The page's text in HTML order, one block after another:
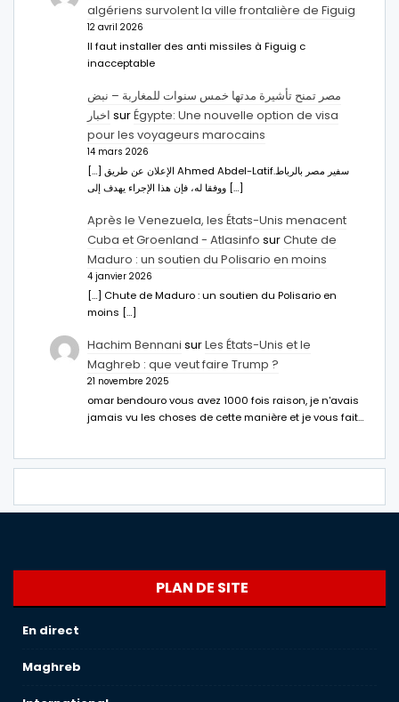
algériens survolent la ville frontalière de Figuig
12 avril 2026
Il faut installer des anti missiles à Figuig c
inacceptable
مصر تمنح تأشيرة مدتها خمس سنوات للمغاربة – نبض
اخبار surÉgypte: Une nouvelle option de visa
pour les voyageurs marocains
14 mars 2026
[…] الإعلان عن طريق Ahmed Abdel-Latifسفير مصر بالرباط.
ووفقا له، فإن هذا الإجراء يهدف إلى […]
Après le Venezuela, les États-Unis menacent
Cuba et Groenland - Atlasinfo surChute de
Maduro : un soutien du Polisario en moins
4 janvier 2026
[…] Chute de Maduro : un soutien du Polisario en
moins […]
Hachim Bennani surLes États-Unis et le
Maghreb : que veut faire Trump ?
21 novembre 2025
omar bendouro vous avez 1000 fois raison, je n'avais
jamais vu les choses de cette manière et je vous fait…
PLAN DE SITE
En direct
Maghreb